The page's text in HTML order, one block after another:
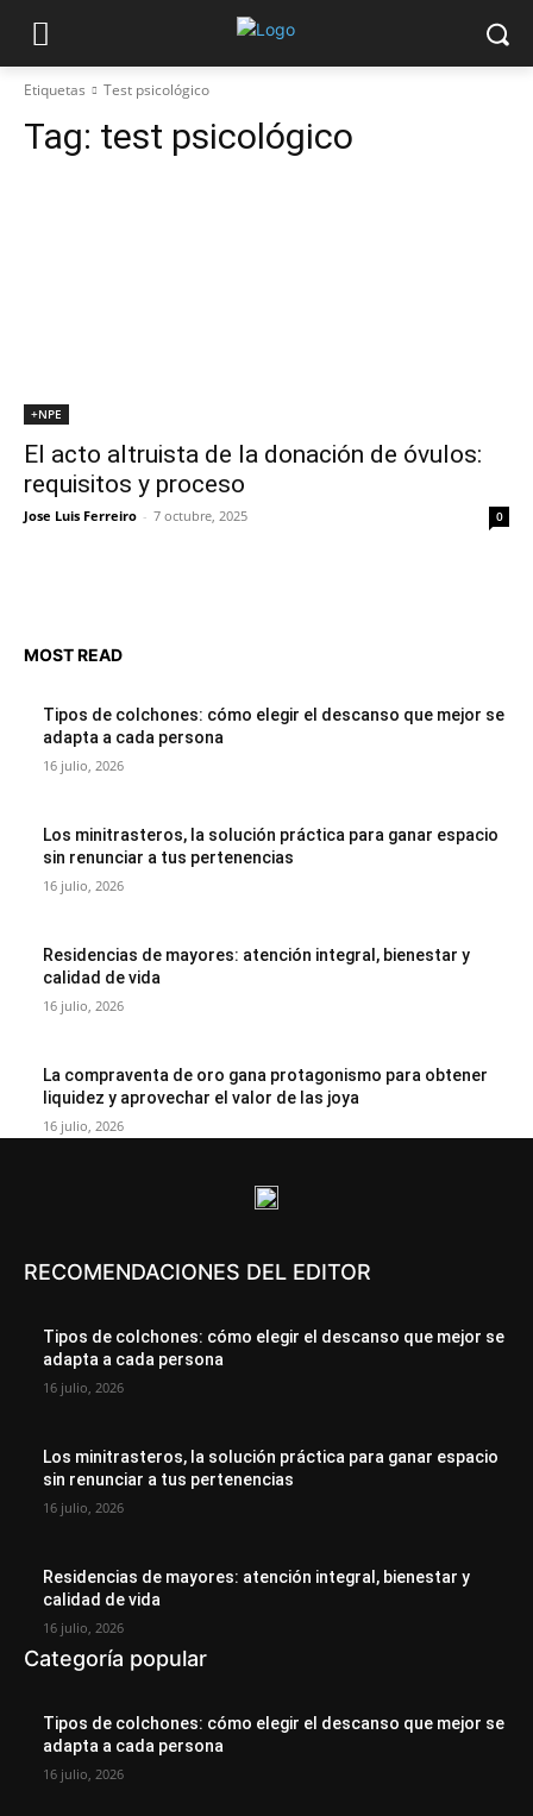
Etiquetas Test psicológico
Tag: test psicológico
+NPE
El acto altruista de la donación de óvulos:
requisitos y proceso
Jose Luis Ferreiro - 7 octubre, 2025 0
MOST READ
Tipos de colchones: cómo elegir el descanso que mejor se
adapta a cada persona
16 julio, 2026
Los minitrasteros, la solución práctica para ganar espacio
sin renunciar a tus pertenencias
16 julio, 2026
Residencias de mayores: atención integral, bienestar y
calidad de vida
16 julio, 2026
La compraventa de oro gana protagonismo para obtener
liquidez y aprovechar el valor de las joya
16 julio, 2026
RECOMENDACIONES DEL EDITOR
Tipos de colchones: cómo elegir el descanso que mejor se
adapta a cada persona
16 julio, 2026
Los minitrasteros, la solución práctica para ganar espacio
sin renunciar a tus pertenencias
16 julio, 2026
Residencias de mayores: atención integral, bienestar y
calidad de vida
16 julio, 2026
Categoría popular
Tipos de colchones: cómo elegir el descanso que mejor se
adapta a cada persona
16 julio, 2026